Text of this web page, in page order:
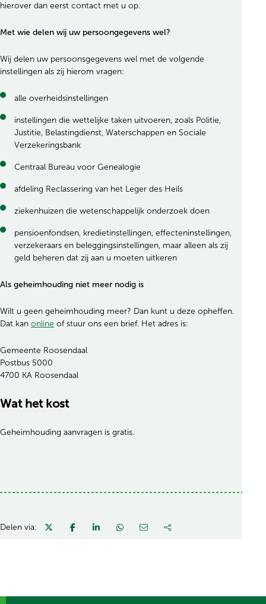
hierover dan eerst contact met u op.
Met wie delen wij uw persoongegevens wel?
Wij delen uw persoonsgegevens wel met de volgende
instellingen als zij hierom vragen:
alle overheidsinstellingen
instellingen die wettelijke taken uitvoeren, zoals Politie,
Justitie, Belastingdienst, Waterschappen en Sociale
Verzekeringsbank
Centraal Bureau voor Genealogie
afdeling Reclassering van het Leger des Heils
ziekenhuizen die wetenschappelijk onderzoek doen
pensioenfondsen, kredietinstellingen, effecteninstellingen,
verzekeraars en beleggingsinstellingen, maar alleen als zij
geld beheren dat zij aan u moeten uitkeren
Als geheimhouding niet meer nodig is
Wilt u geen geheimhouding meer? Dan kunt u deze opheffen.
Dat kan online of stuur ons een brief. Het adres is:
Gemeente Roosendaal
Postbus 5000
4700 KA Roosendaal
Wat het kost
Geheimhouding aanvragen is gratis.
Delen via: